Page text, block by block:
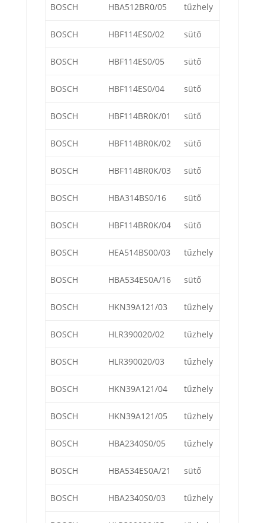
BOSCH HBA512BR0/05 tűzhely
BOSCH HBF114ES0/02 sütő
BOSCH HBF114ES0/05 sütő
BOSCH HBF114ES0/04 sütő
BOSCH HBF114BR0K/01 sütő
BOSCH HBF114BR0K/02 sütő
BOSCH HBF114BR0K/03 sütő
BOSCH HBA314BS0/16 sütő
BOSCH HBF114BR0K/04 sütő
BOSCH HEA514BS00/03 tűzhely
BOSCH HBA534ES0A/16 sütő
BOSCH HKN39A121/03 tűzhely
BOSCH HLR390020/02 tűzhely
BOSCH HLR390020/03 tűzhely
BOSCH HKN39A121/04 tűzhely
BOSCH HKN39A121/05 tűzhely
BOSCH HBA2340S0/05 tűzhely
BOSCH HBA534ES0A/21 sütő
BOSCH HBA2340S0/03 tűzhely